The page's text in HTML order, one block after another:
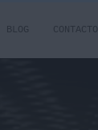
BLOG CONTACTO